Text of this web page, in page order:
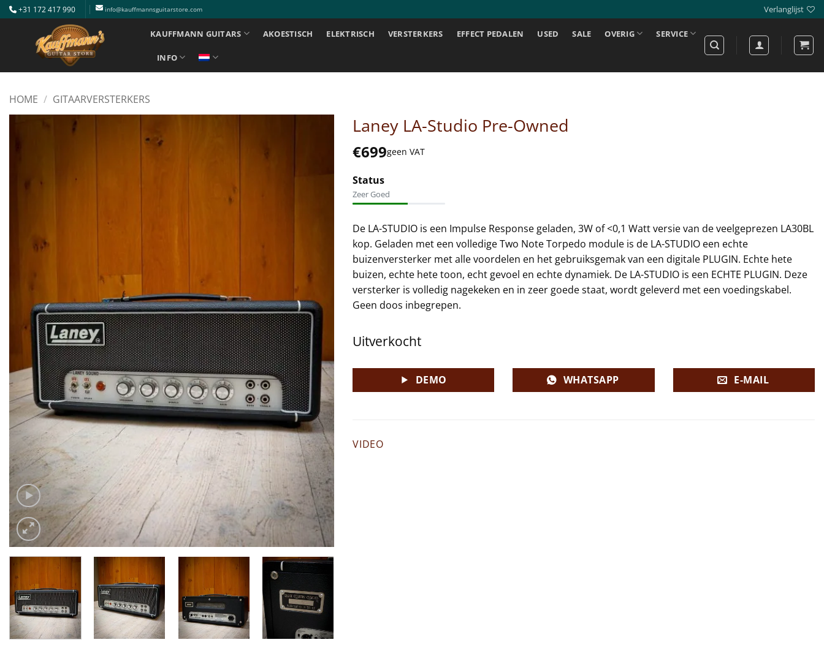
Ga
naar
+31 172 417 990 info@kauffmannsguitarstore.com Verlanglijst
KAUFFMANN GUITARS AKOESTISCH ELEKTRISCH VERSTERKERS EFFECT PEDALEN USED SALE OVERIG SERVICE
INFO
HOME / GITAARVERSTERKERS
Laney LA-Studio Pre-Owned
€699geen VAT
Status
Zeer Goed
De LA-STUDIO is een Impulse Response geladen, 3W of <0,1 Watt versie van de veelgeprezen LA30BL
kop. Geladen met een volledige Two Note Torpedo module is de LA-STUDIO een echte
buizenversterker met alle voordelen en het gebruiksgemak van een digitale PLUGIN. Echte hete
buizen, echte hete toon, echt gevoel en echte dynamiek. De LA-STUDIO is een ECHTE PLUGIN. Deze
versterker is volledig nagekeken en in zeer goede staat, wordt geleverd met een voedingskabel.
Geen doos inbegrepen.
Uitverkocht
DEMO WHATSAPP E-MAIL
VIDEO